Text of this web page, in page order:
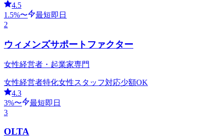
4.5
1.5%〜
最短即日
2
ウィメンズサポートファクター
女性経営者・起業家専門
女性経営者特化女性スタッフ対応少額OK
4.3
3%〜
最短即日
3
OLTA